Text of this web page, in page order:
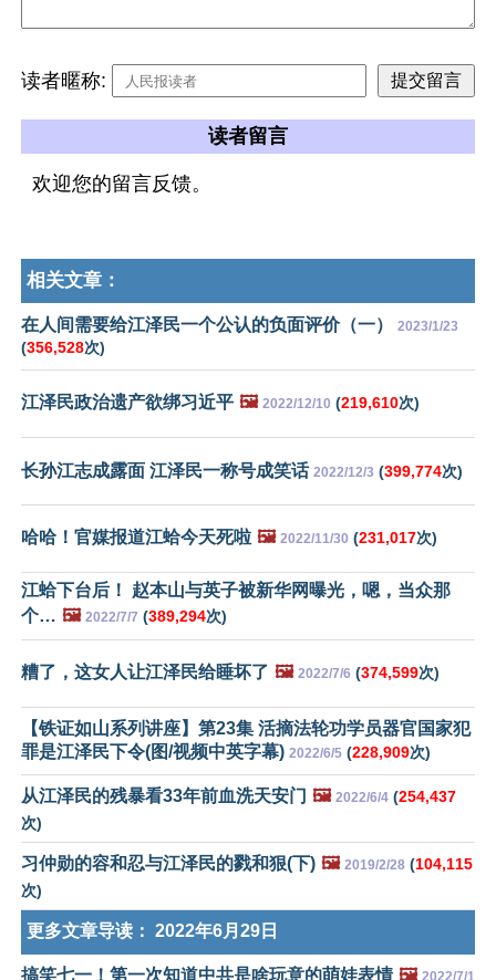
读者暱称:
读者留言
欢迎您的留言反馈。
相关文章：
在人间需要给江泽民一个公认的负面评价（一） 2023/1/23
(356,528次)
江泽民政治遗产欲绑习近平 🖼️ 2022/12/10 (219,610次)
长孙江志成露面 江泽民一称号成笑话 2022/12/3 (399,774次)
哈哈！官媒报道江蛤今天死啦 🖼️ 2022/11/30 (231,017次)
江蛤下台后！ 赵本山与英子被新华网曝光，嗯，当众那
个… 🖼️ 2022/7/7 (389,294次)
糟了，这女人让江泽民给睡坏了 🖼️ 2022/7/6 (374,599次)
【铁证如山系列讲座】第23集 活摘法轮功学员器官国家犯
罪是江泽民下令(图/视频中英字幕) 2022/6/5 (228,909次)
从江泽民的残暴看33年前血洗天安门 🖼️ 2022/6/4 (254,437
次)
习仲勋的容和忍与江泽民的戮和狠(下) 🖼️ 2019/2/28 (104,115
次)
更多文章导读： 2022年6月29日
搞笑七一！第一次知道中共是啥玩意的萌娃表情 🖼️ 2022/7/1